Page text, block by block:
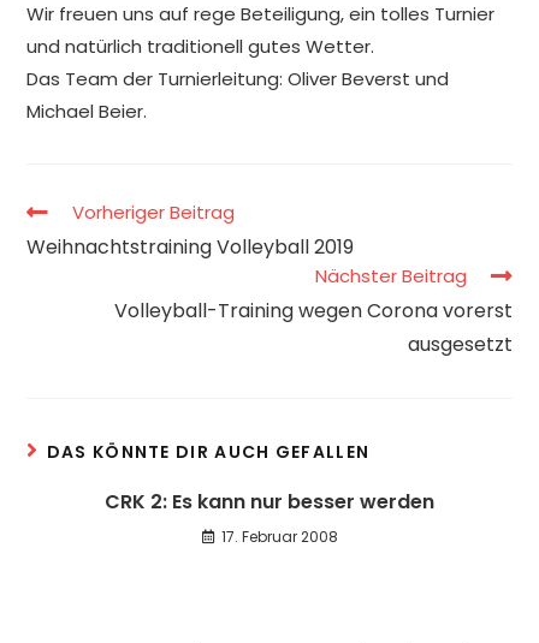
Wir freuen uns auf rege Beteiligung, ein tolles Turnier
und natürlich traditionell gutes Wetter.
Das Team der Turnierleitung: Oliver Beverst und
Michael Beier.
Vorheriger Beitrag
Weihnachtstraining Volleyball 2019
Nächster Beitrag
Volleyball-Training wegen Corona vorerst
ausgesetzt
DAS KÖNNTE DIR AUCH GEFALLEN
CRK 2: Es kann nur besser werden
17. Februar 2008